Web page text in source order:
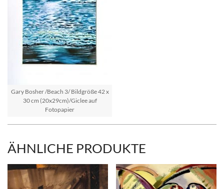
Gary Bosher /Beach 3/ Bildgröße 42 x
30 cm (20x29cm)/Giclee auf
Fotopapier
ÄHNLICHE PRODUKTE